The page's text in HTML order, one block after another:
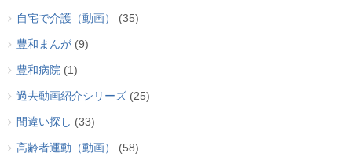
自宅で介護（動画） (35)
豊和まんが (9)
豊和病院 (1)
過去動画紹介シリーズ (25)
間違い探し (33)
高齢者運動（動画） (58)